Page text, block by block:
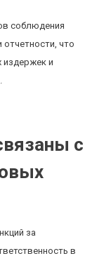
соблюдения
отчетности, что
издержек и
с
за
в